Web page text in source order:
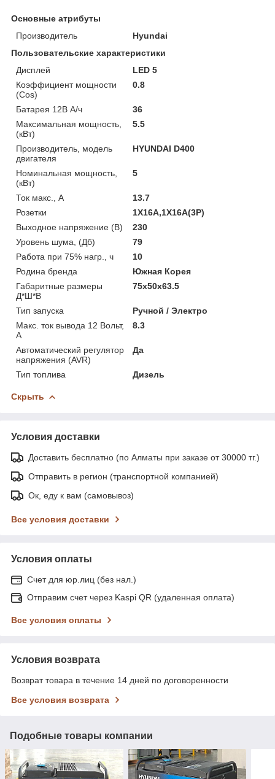
Основные атрибуты
Производитель
Hyundai
Пользовательские характеристики
Дисплей
LED 5
Коэффициент мощности
(Cos)
0.8
Батарея 12B А/ч
36
Максимальная мощность,
(кВт)
5.5
Производитель, модель
двигателя
HYUNDAI D400
Номинальная мощность,
(кВт)
5
Ток макс., А
13.7
Розетки
1X16A,1X16A(3P)
Выходное напряжение (В)
230
Уровень шума, (Дб)
79
Работа при 75% нагр., ч
10
Родина бренда
Южная Корея
Габаритные размеры
Д*Ш*В
75x50x63.5
Тип запуска
Ручной / Электро
Макс. ток вывода 12 Вольт,
А
8.3
Автоматический регулятор
напряжения (AVR)
Да
Тип топлива Дизель
Скрыть
Условия доставки
Доставить бесплатно (по Алматы при заказе от 30000 тг.)
Отправить в регион (транспортной компанией)
Ок, еду к вам (самовывоз)
Все условия доставки
Условия оплаты
Счет для юр.лиц (без нал.)
Отправим счет через Kaspi QR (удаленная оплата)
Все условия оплаты
Условия возврата
Возврат товара в течение 14 дней по договоренности
Все условия возврата
Подобные товары компании